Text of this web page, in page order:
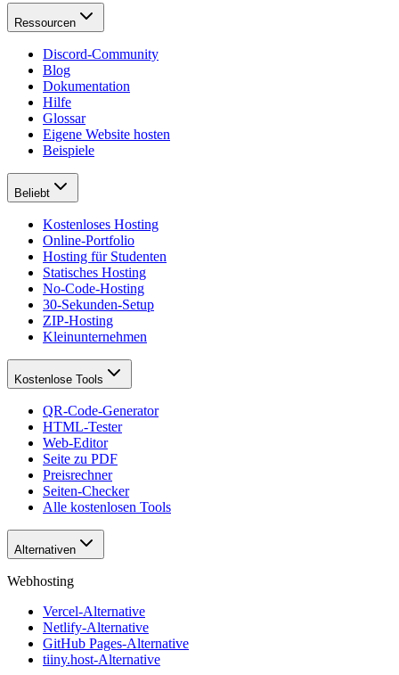
Ressourcen
Discord-Community
Blog
Dokumentation
Hilfe
Glossar
Eigene Website hosten
Beispiele
Beliebt
Kostenloses Hosting
Online-Portfolio
Hosting für Studenten
Statisches Hosting
No-Code-Hosting
30-Sekunden-Setup
ZIP-Hosting
Kleinunternehmen
Kostenlose Tools
QR-Code-Generator
HTML-Tester
Web-Editor
Seite zu PDF
Preisrechner
Seiten-Checker
Alle kostenlosen Tools
Alternativen
Webhosting
Vercel-Alternative
Netlify-Alternative
GitHub Pages-Alternative
tiiny.host-Alternative